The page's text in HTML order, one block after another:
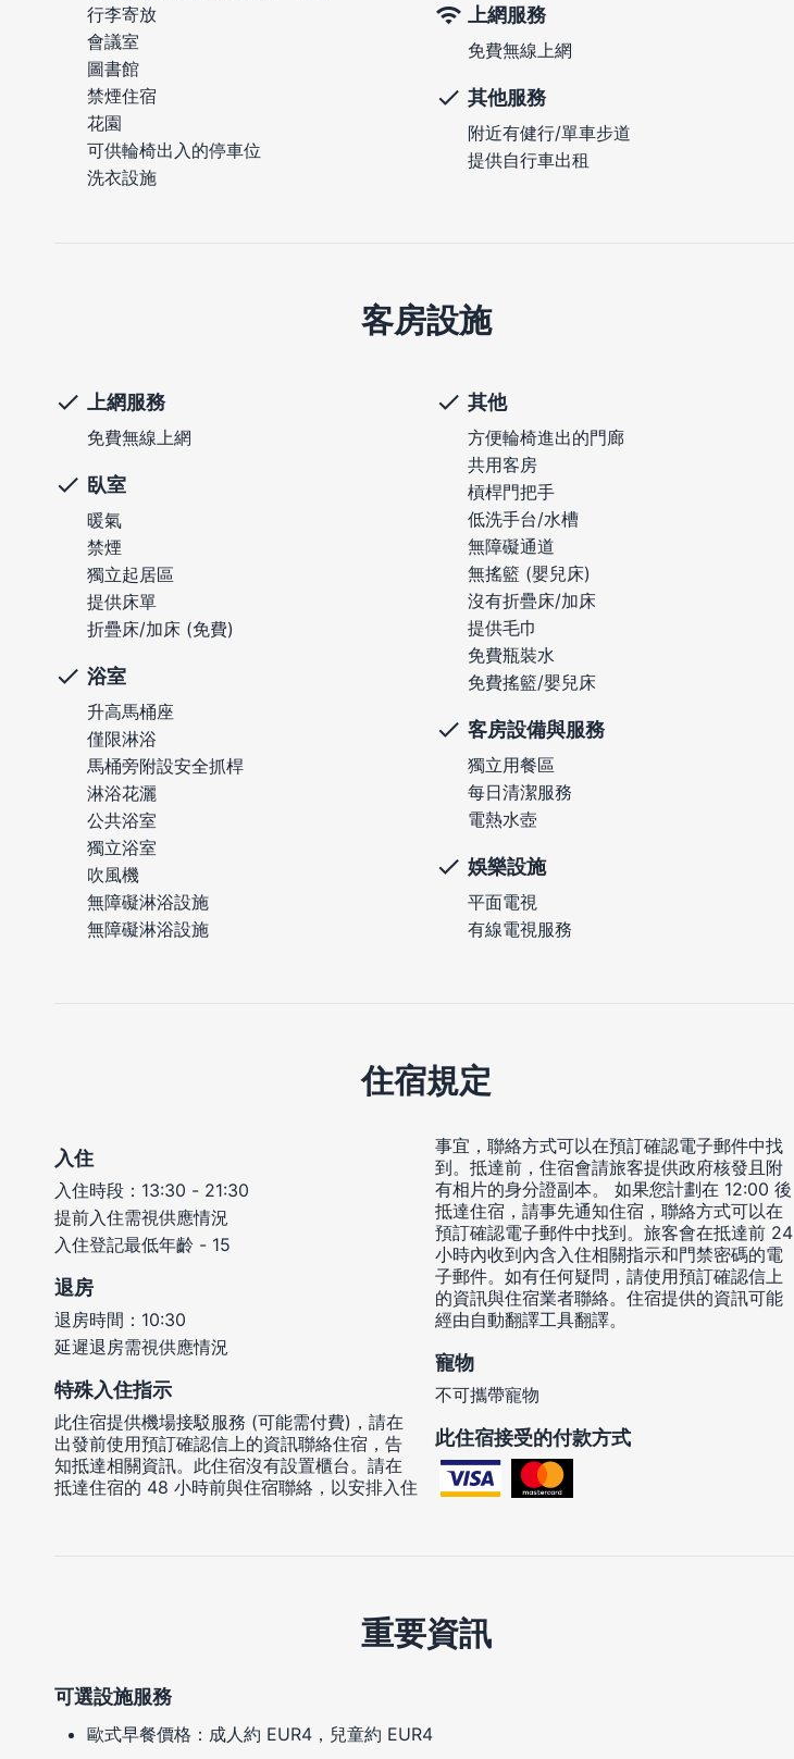
行李寄放
會議室
圖書館
禁煙住宿
花園
可供輪椅出入的停車位
洗衣設施
上網服務
免費無線上網
其他服務
附近有健行/單車步道
提供自行車出租
客房設施
上網服務
免費無線上網
臥室
暖氣
禁煙
獨立起居區
提供床單
折疊床/加床 (免費)
浴室
升高馬桶座
僅限淋浴
馬桶旁附設安全抓桿
淋浴花灑
公共浴室
獨立浴室
吹風機
無障礙淋浴設施
無障礙淋浴設施
其他
方便輪椅進出的門廊
共用客房
槓桿門把手
低洗手台/水槽
無障礙通道
無搖籃 (嬰兒床)
沒有折疊床/加床
提供毛巾
免費瓶裝水
免費搖籃/嬰兒床
客房設備與服務
獨立用餐區
每日清潔服務
電熱水壺
娛樂設施
平面電視
有線電視服務
住宿規定
入住
入住時段：13:30 - 21:30
提前入住需視供應情況
入住登記最低年齡 - 15
退房
退房時間：10:30
延遲退房需視供應情況
特殊入住指示
此住宿提供機場接駁服務 (可能需付費)，請在
出發前使用預訂確認信上的資訊聯絡住宿，告
知抵達相關資訊。此住宿沒有設置櫃台。請在
抵達住宿的 48 小時前與住宿聯絡，以安排入住
事宜，聯絡方式可以在預訂確認電子郵件中找
到。抵達前，住宿會請旅客提供政府核發且附
有相片的身分證副本。 如果您計劃在 12:00 後
抵達住宿，請事先通知住宿，聯絡方式可以在
預訂確認電子郵件中找到。旅客會在抵達前 24
小時內收到內含入住相關指示和門禁密碼的電
子郵件。如有任何疑問，請使用預訂確認信上
的資訊與住宿業者聯絡。住宿提供的資訊可能
經由自動翻譯工具翻譯。
寵物
不可攜帶寵物
此住宿接受的付款方式
重要資訊
可選設施服務
歐式早餐價格：成人約 EUR4，兒童約 EUR4